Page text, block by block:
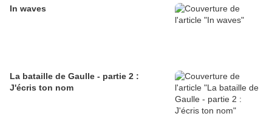
In waves
La bataille de Gaulle - partie 2 :
J'écris ton nom